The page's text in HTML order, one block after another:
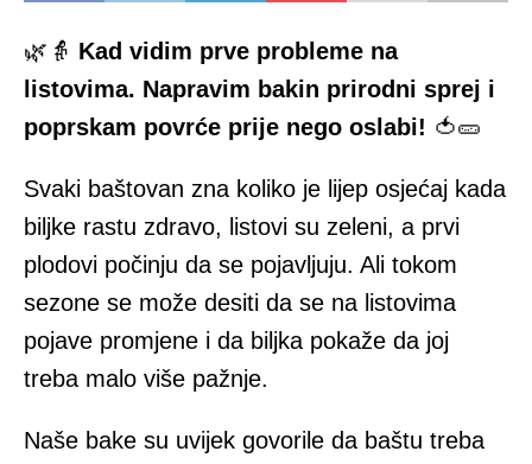
🌿👵 Kad vidim prve probleme na
listovima. Napravim bakin prirodni sprej i
poprskam povrće prije nego oslabi! 🍅🥒
Svaki baštovan zna koliko je lijep osjećaj kada
biljke rastu zdravo, listovi su zeleni, a prvi
plodovi počinju da se pojavljuju. Ali tokom
sezone se može desiti da se na listovima
pojave promjene i da biljka pokaže da joj
treba malo više pažnje.
Naše bake su uvijek govorile da baštu treba